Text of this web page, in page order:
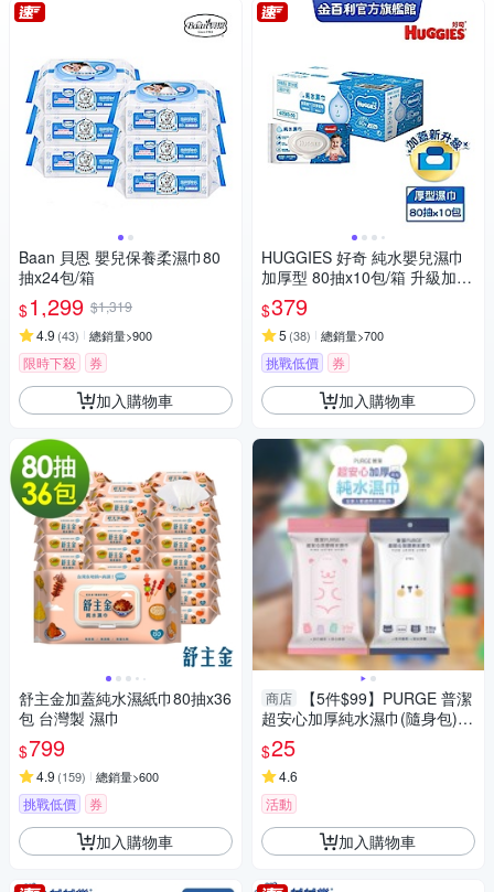
Baan 貝恩 嬰兒保養柔濕巾80
抽x24包/箱
$1,299 $1,319
4.9 (43) 總銷量>900
限時下殺 券
加入購物車
舒主金加蓋純水濕紙巾80抽x36
包 台灣製 濕巾
$799
4.9 (159) 總銷量>600
挑戰低價 券
加入購物車
HUGGIES 好奇 純水嬰兒濕巾
加厚型 80抽x10包/箱 升級加蓋
設計
$379
5 (38) 總銷量>700
挑戰低價 券
加入購物車
商店
【5件$99】PURGE 普潔
超安心加厚純水濕巾(隨身包)20
抽 款式可選【小三美日】DS01
1356
$25
4.6
活動
加入購物車